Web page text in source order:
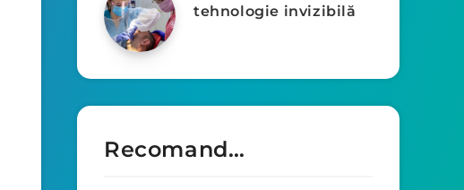
tehnologie invizibilă
Recomand…